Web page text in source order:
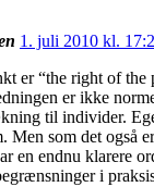
1. juli 2010 kl.
er “the right of
er ikke
til individer.
Men som det også
en endnu klarere
i